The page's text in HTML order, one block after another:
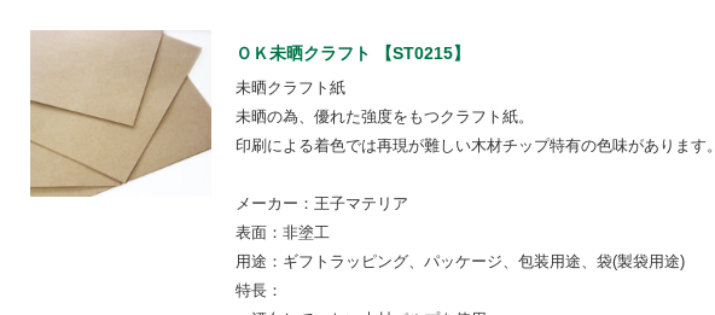
ＯＫ未晒クラフト 【ST0215】
未晒クラフト紙
未晒の為、優れた強度をもつクラフト紙。
印刷による着色では再現が難しい木材チップ特有の色味があります。
メーカー：王子マテリア
表面：非塗工
用途：ギフトラッピング、パッケージ、包装用途、袋(製袋用途)
特長：